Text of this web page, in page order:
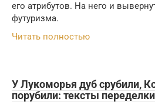
его атрибутов. На него и
футуризма.
Читать полностью
У Лукоморья дуб срубили,
порубили: тексты